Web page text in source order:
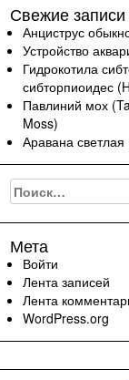
Свежие записи
Анциструс
Устройство
Гидрокотила
сибторпиоидес
Павлиний мох
Moss)
Аравана
Найти:
Мета
Войти
Лента записей
Лента
WordPress.org